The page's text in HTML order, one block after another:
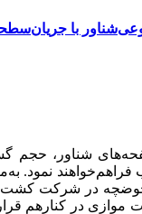
شناور، حجم
نمود.
حوضچه در شرکت
بصورت موازی در